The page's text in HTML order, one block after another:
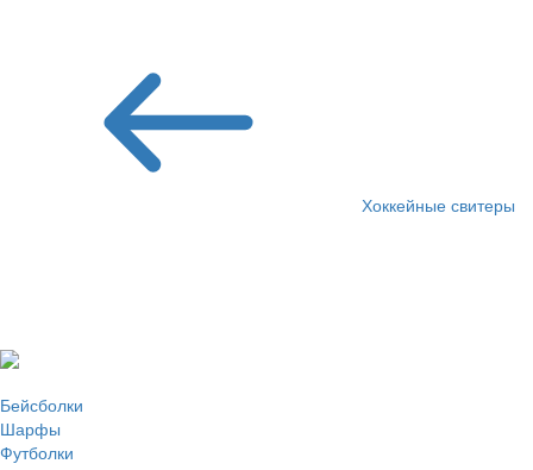
Хоккейные свитеры
Бейсболки
Шарфы
Футболки